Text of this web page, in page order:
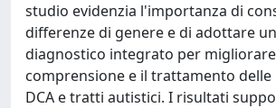
studio evidenzia l'importanza di
differenze di genere e di adottare
diagnostico integrato per
comprensione e il trattamento delle
DCA e tratti autistici. I risultati